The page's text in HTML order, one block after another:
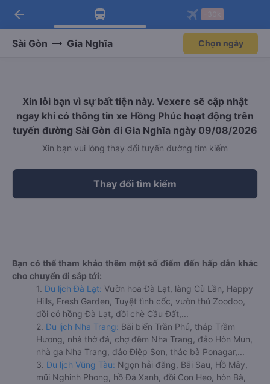
Tải app Vexere ngay!
Nhận ưu đãi thành viên độc
Mở app
Tải app Vexere
-30k/ghế khi đặt vé máy bay qua
Mở app
arrow_back
Sài Gòn Gia Nghĩa Chọn ngày
Xin lỗi bạn vì sự bất tiện này. Vexere sẽ cập nhật
ngay khi có thông tin xe Hồng Phúc hoạt động trên
tuyến đường Sài Gòn đi Gia Nghĩa ngày 09/08/2026
Xin bạn vui lòng thay đổi tuyến đường tìm kiếm
Thay đổi tìm kiếm
Bạn có thể tham khảo thêm một số điểm đến hấp dẫn khác
cho chuyến đi sắp tới:
1. Du lịch Đà Lạt: Vườn hoa Đà Lạt, làng Cù Lần, Happy
Hills, Fresh Garden, Tuyệt tình cốc, vườn thú Zoodoo,
đồi cỏ hồng Đà Lạt, đồi chè Cầu Đất,...
2. Du lịch Nha Trang: Bãi biển Trần Phú, tháp Trầm
Hương, nhà thờ đá, chợ đêm Nha Trang, đảo Hòn Mun,
nhà ga Nha Trang, đảo Điệp Sơn, thác bà Ponagar,...
3. Du lịch Vũng Tàu: Ngọn hải đăng, Bãi Sau, Hồ Mây,
mũi Nghinh Phong, hồ Đá Xanh, đồi Con Heo, hòn Bà,